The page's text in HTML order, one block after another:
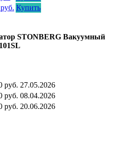
Купить
STONBERG Вакуумный
руб. 27.05.2026
руб. 08.04.2026
руб. 20.06.2026